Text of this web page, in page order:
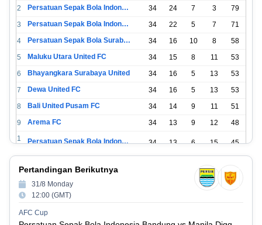
2
Persatuan Sepak Bola Indonesia Bandung 34 24 7 3
79
3
Persatuan Sepak Bola Indonesia Jakarta 34 22 5 7
71
4
Persatuan Sepak Bola Surabaya 34 16 10 8
58
5
Maluku Utara United FC 34 15 8 11
53
6
Bhayangkara Surabaya United 34 16 5 13
53
7
Dewa United FC 34 16 5 13
53
8
Bali United Pusam FC 34 14 9 11
51
9
Arema FC 34 13 9 12
48
1
Persatuan Sepak Bola Indonesia Tangerang 34 13 6 15 45
1
1
2
17
3
Pertandingan Berikutnya
31/8 Monday
12:00 (GMT)
AFC Cup